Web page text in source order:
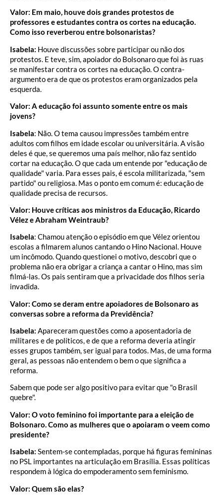
Valor: Em maio, houve dois grandes protestos de
professores e estudantes contra os cortes na educação.
Como isso reverberou entre bolsonaristas?
Isabela: Houve discussões sobre participar ou não dos
protestos. E teve, sim, apoiador do Bolsonaro que foi às ruas
se manifestar contra os cortes na educação. O contra-
argumento era de que os protestos eram organizados pela
esquerda.
Valor: A educação foi assunto somente entre os mais
jovens?
Isabela: Não. O tema causou impressões também entre
adultos com filhos em idade escolar ou universitária. A visão
deles é que, se queremos uma país melhor, não faz sentido
cortar na educação. O que cada um entende por "educação de
qualidade" varia. Para esses pais, é escola militarizada, "sem
partido" ou religiosa. Mas o ponto em comum é: educação de
qualidade precisa de recursos.
Valor: Houve críticas aos ministros da Educação, Ricardo
Vélez e Abraham Weintraub?
Isabela: Chamou atenção o episódio em que Vélez orientou
escolas a filmarem alunos cantando o Hino Nacional. Houve
um incômodo. Quando questionei o motivo, descobri que o
problema não era obrigar a criança a cantar o Hino, mas sim
filmá-las. Os pais sentiram que a privacidade dos filhos seria
invadida.
Valor: Como se deram entre apoiadores de Bolsonaro as
conversas sobre a reforma da Previdência?
Isabela: Apareceram questões como a aposentadoria de
militares e de políticos, e de que a reforma deveria atingir
esses grupos também, ser igual para todos. Mas, de uma forma
geral, as pessoas não entendem o bem o que significa a
reforma.
Sabem que pode ser algo positivo para evitar que "o Brasil
quebre".
Valor: O voto feminino foi importante para a eleição de
Bolsonaro. Como as mulheres que o apoiaram o veem como
presidente?
Isabela: Sentem-se contempladas, porque há figuras femininas
no PSL importantes na articulação em Brasília. Essas políticas
respondem à lógica do empoderamento sem feminismo.
Valor: Quem são elas?